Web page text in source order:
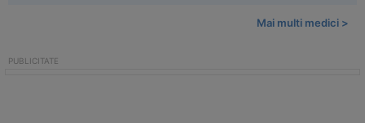
Mai multi medici >